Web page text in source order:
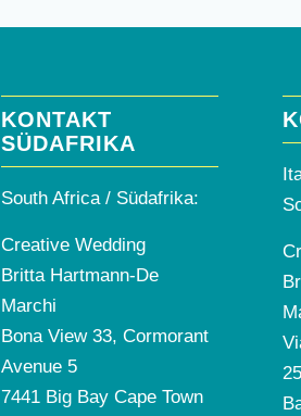
KONTAKT
SÜDAFRIKA
South Africa / Südafrika:
Creative Wedding
Britta Hartmann-De
Marchi
Bona View 33, Cormorant
Avenue 5
7441 Big Bay Cape Town